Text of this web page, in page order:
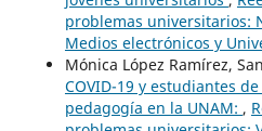
problemas universitarios:
Medios electrónicos y
Mónica López Ramírez,
COVID-19 y estudiantes
pedagogía en la UNAM: ,